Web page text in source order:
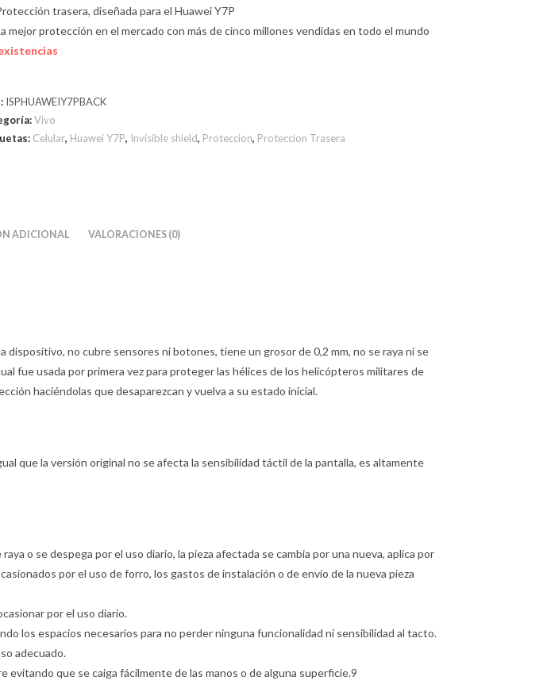
trasera, diseñada para el Huawei Y7P
mejor protección en el mercado con más de cinco millones vendidas en todo el mundo
ISPHUAWEIY7PBACK
Vivo
Celular, Huawei Y7P, Invisible shield, Proteccion, Proteccion Trasera
ADICIONAL VALORACIONES (0)
no cubre sensores ni botones, tiene un grosor de 0,2 mm, no se raya ni se
fue usada por primera vez para proteger las hélices de los helicópteros militares de
haciéndolas que desaparezcan y vuelva a su estado inicial.
que la versión original no se afecta la sensibilidad táctil de la pantalla, es altamente
o se despega por el uso diario, la pieza afectada se cambia por una nueva, aplica por
por el uso de forro, los gastos de instalación o de envío de la nueva pieza
por el uso diario.
los espacios necesarios para no perder ninguna funcionalidad ni sensibilidad al tacto.
adecuado.
que se caiga fácilmente de las manos o de alguna superficie.9